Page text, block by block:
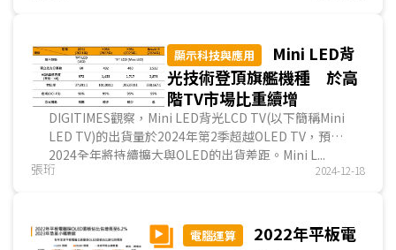
顯示科技與應用
Mini LED背
光技術登頂旗艦機種 於高
階TV市場比重續增
DIGITIMES觀察，Mini LED背光LCD TV(以下簡稱Mini
LED TV)的出貨量於2024年第2季超越OLED TV，預計
2024全年將持續擴大與OLED的出貨差距。Mini L...
張珩
2024-12-18
電腦運算
2022年平板電